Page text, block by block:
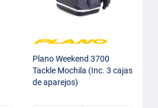
Plano Weekend 3700
Tackle Mochila (Inc. 3 cajas
de aparejos)